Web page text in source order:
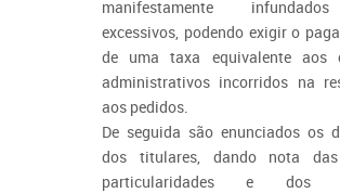
manifestamente
excessivos, podendo exigir o
de uma taxa equivalente aos
administrativos incorridos na
aos pedidos.
De seguida são enunciados os
dos titulares, dando nota
particularidades e dos